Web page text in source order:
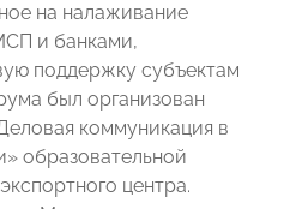
на налаживание
и банками,
поддержку субъектам
был организован
коммуникация в
образовательной
центра.